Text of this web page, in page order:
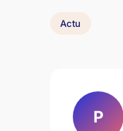
Actu
P